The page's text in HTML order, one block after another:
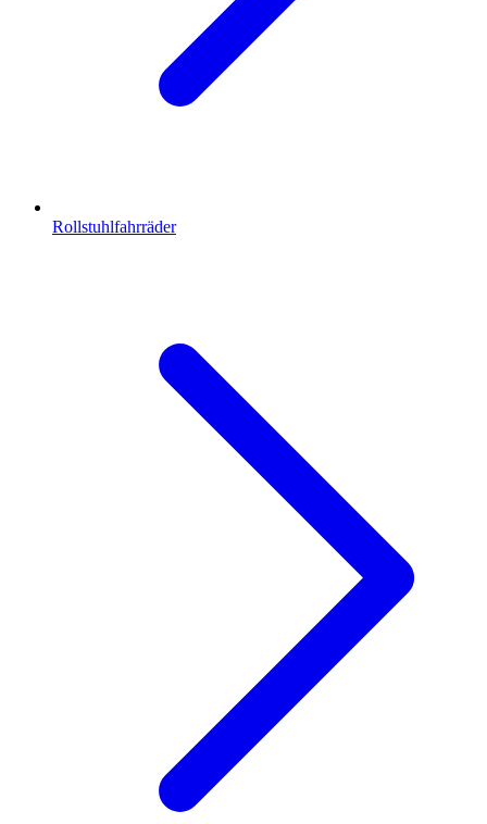
Rollstuhlfahrräder